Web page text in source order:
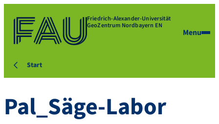
Friedrich-Alexander-Universität
GeoZentrum Nordbayern EN
Menu
Start
Pal_Säge-Labor